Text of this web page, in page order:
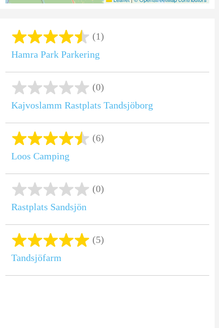
(1)
Hamra Park Parkering
(0)
Kajvoslamm Rastplats Tandsjöborg
(6)
Loos Camping
(0)
Rastplats Sandsjön
(5)
Tandsjöfarm